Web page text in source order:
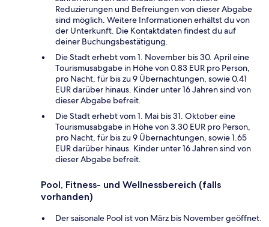
Reduzierungen und Befreiungen von dieser Abgabe
sind möglich. Weitere Informationen erhältst du von
der Unterkunft. Die Kontaktdaten findest du auf
deiner Buchungsbestätigung.
Die Stadt erhebt vom 1. November bis 30. April eine
Tourismusabgabe in Höhe von 0.83 EUR pro Person,
pro Nacht, für bis zu 9 Übernachtungen, sowie 0.41
EUR darüber hinaus. Kinder unter 16 Jahren sind von
dieser Abgabe befreit.
Die Stadt erhebt vom 1. Mai bis 31. Oktober eine
Tourismusabgabe in Höhe von 3.30 EUR pro Person,
pro Nacht, für bis zu 9 Übernachtungen, sowie 1.65
EUR darüber hinaus. Kinder unter 16 Jahren sind von
dieser Abgabe befreit.
Pool, Fitness- und Wellnessbereich (falls
vorhanden)
Der saisonale Pool ist von März bis November geöffnet.